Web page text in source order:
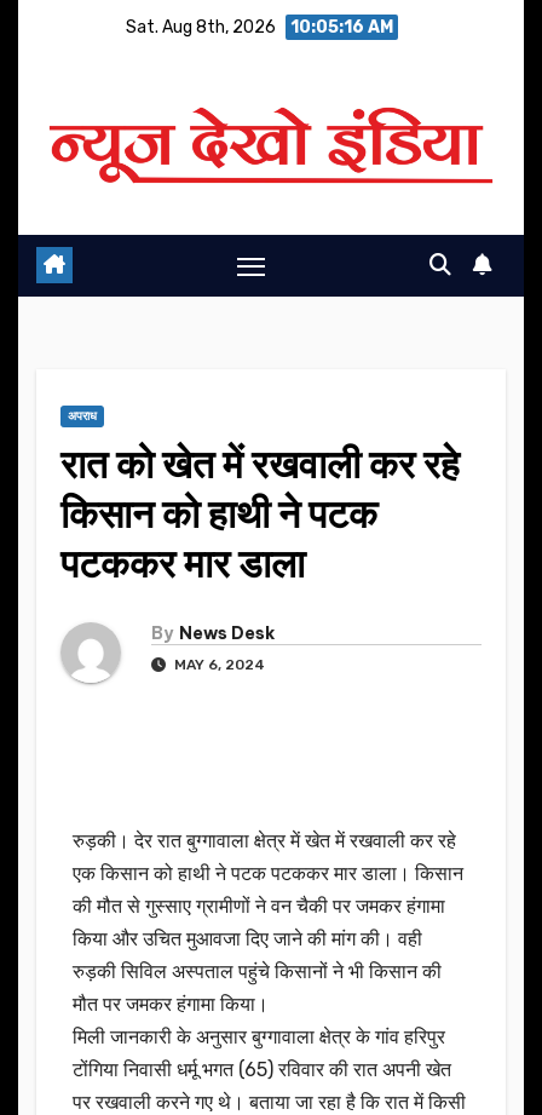
Sat. Aug 8th, 2026 10:05:16 AM
अपराध
रात को खेत में रखवाली कर रहे
किसान को हाथी ने पटक
पटककर मार डाला
By News Desk
MAY 6, 2024
रुड़की। देर रात बुग्गावाला क्षेत्र में खेत में रखवाली कर रहे
एक किसान को हाथी ने पटक पटककर मार डाला। किसान
की मौत से गुस्साए ग्रामीणों ने वन चैकी पर जमकर हंगामा
किया और उचित मुआवजा दिए जाने की मांग की। वही
रुड़की सिविल अस्पताल पहुंचे किसानों ने भी किसान की
मौत पर जमकर हंगामा किया।
मिली जानकारी के अनुसार बुग्गावाला क्षेत्र के गांव हरिपुर
टोंगिया निवासी धर्मू भगत (65) रविवार की रात अपनी खेत
पर रखवाली करने गए थे। बताया जा रहा है कि रात में किसी